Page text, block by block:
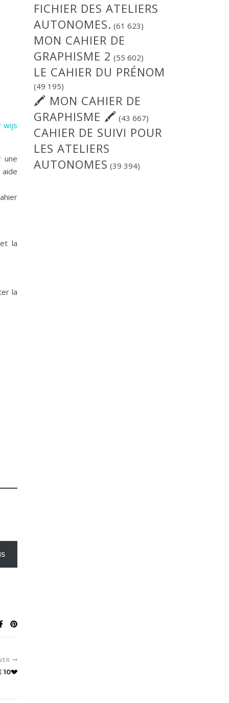
wijs
une
la
la
10💔
FICHIER DES ATELIERS
AUTONOMES. (61 623)
MON CAHIER DE
GRAPHISME 2 (55 602)
LE CAHIER DU PRÉNOM
(49 195)
🖍 MON CAHIER DE
GRAPHISME 🖍 (43 667)
CAHIER DE SUIVI POUR
LES ATELIERS
AUTONOMES (39 394)